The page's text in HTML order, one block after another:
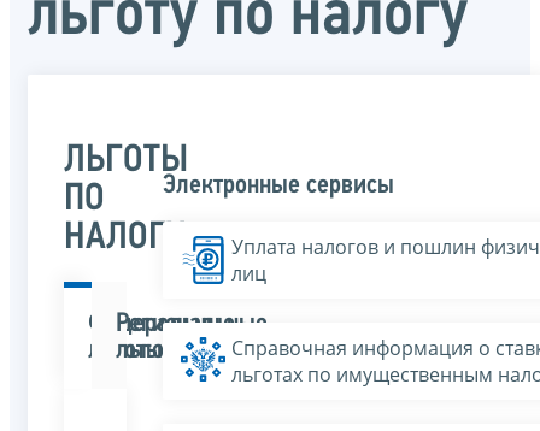
льготу по налогу
ЛЬГОТЫ
ПО
НАЛОГУ
Федеральные
льготы
Региональные
льготы
Электронные сервисы
Уплата налогов и пошлин
лиц
Справочная информация о
льготах по имущественным